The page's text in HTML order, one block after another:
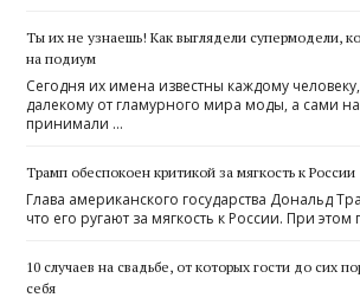
Ты их не узнаешь! Как выглядели супермодели,
на подиум
Сегодня их имена известны каждому
далекому от гламурного мира моды, а сами
принимали …
Трамп обеспокоен критикой за мягкость к России
Глава американского государства Дональд
что его ругают за мягкость к России. При этом
10 случаев на свадьбе, от которых гости до сих
себя